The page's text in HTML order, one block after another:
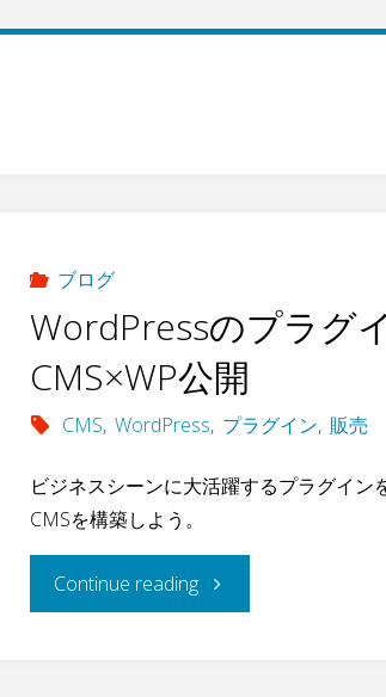
ブログ
WordPressのプラグ
CMS×WP公開
CMS, WordPress, プラグイン, 販売
ビジネスシーンに大活躍するプラグイ
CMSを構築しよう。
Continue reading"WordPress